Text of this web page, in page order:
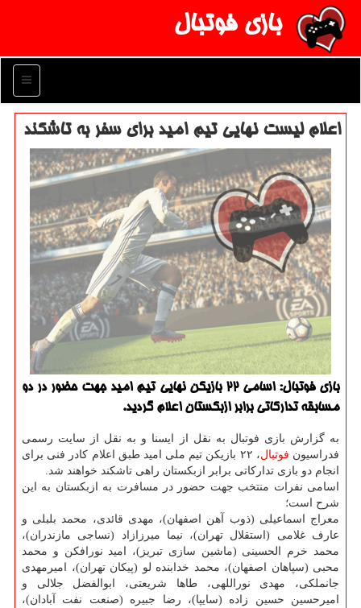
بازی فوتبال
منو
اعلام لیست نهایی تیم امید برای سفر به تاشكند
بازی فوتبال: اسامی ۲۲ بازیكن نهایی تیم امید جهت حضور در دو
مسابقه تداركاتی برابر ازبكستان اعلام گردید.
به گزارش بازی فوتبال به نقل از ایسنا و به نقل از سایت رسمی
فدراسیون فوتبال
، ۲۲ بازیكن تیم ملی امید طبق اعلام كادر فنی برای
انجام دو بازی تداركاتی برابر ازبكستان راهی تاشكند خواهند شد.
اسامی نفرات منتخب جهت حضور در مسافرت به ازبكستان به این
شرح است؛
معراج اسماعیلی (ذوب آهن اصفهان)، مهدی قائدی، محمد بلبلی و
عارف غلامی (استقلال تهران)، نیما میرزازاد (نساجی مازندران)،
محمد خرم الحسینی (ماشین سازی تبریز)، امید نورافكن و محمد
محبی (سپاهان اصفهان)، محمد خدابنده لو (پیكان تهران)، امیرمهدی
جانملكی، مهدی نوراللهی، طاها شریعتی، ابوالفضل جلالی و
امیرحسین حسین زاده (سایپا)، رضا جبیره (صنعت نفت آبادان)،